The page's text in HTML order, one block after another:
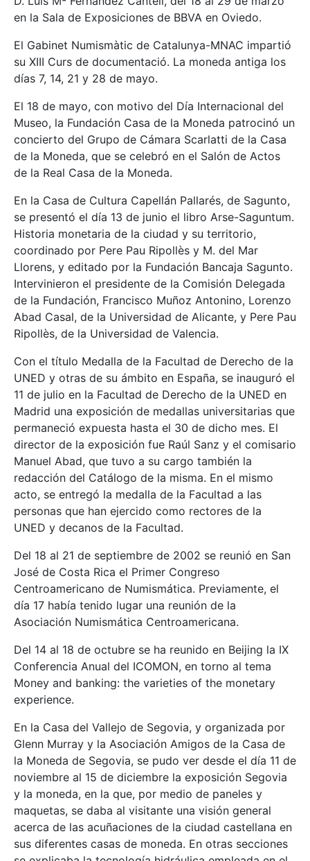
en la Sala de Exposiciones de BBVA en Oviedo.
El Gabinet Numismàtic de Catalunya-MNAC impartió
su XIII Curs de documentació. La moneda antiga los
días 7, 14, 21 y 28 de mayo.
El 18 de mayo, con motivo del Día Internacional del
Museo, la Fundación Casa de la Moneda patrocinó un
concierto del Grupo de Cámara Scarlatti de la Casa
de la Moneda, que se celebró en el Salón de Actos
de la Real Casa de la Moneda.
En la Casa de Cultura Capellán Pallarés, de Sagunto,
se presentó el día 13 de junio el libro Arse-Saguntum.
Historia monetaria de la ciudad y su territorio,
coordinado por Pere Pau Ripollès y M. del Mar
Llorens, y editado por la Fundación Bancaja Sagunto.
Intervinieron el presidente de la Comisión Delegada
de la Fundación, Francisco Muñoz Antonino, Lorenzo
Abad Casal, de la Universidad de Alicante, y Pere Pau
Ripollès, de la Universidad de Valencia.
Con el título Medalla de la Facultad de Derecho de la
UNED y otras de su ámbito en España, se inauguró el
11 de julio en la Facultad de Derecho de la UNED en
Madrid una exposición de medallas universitarias que
permaneció expuesta hasta el 30 de dicho mes. El
director de la exposición fue Raúl Sanz y el comisario
Manuel Abad, que tuvo a su cargo también la
redacción del Catálogo de la misma. En el mismo
acto, se entregó la medalla de la Facultad a las
personas que han ejercido como rectores de la
UNED y decanos de la Facultad.
Del 18 al 21 de septiembre de 2002 se reunió en San
José de Costa Rica el Primer Congreso
Centroamericano de Numismática. Previamente, el
día 17 había tenido lugar una reunión de la
Asociación Numismática Centroamericana.
Del 14 al 18 de octubre se ha reunido en Beijing la IX
Conferencia Anual del ICOMON, en torno al tema
Money and banking: the varieties of the monetary
experience.
En la Casa del Vallejo de Segovia, y organizada por
Glenn Murray y la Asociación Amigos de la Casa de
la Moneda de Segovia, se pudo ver desde el día 11 de
noviembre al 15 de diciembre la exposición Segovia
y la moneda, en la que, por medio de paneles y
maquetas, se daba al visitante una visión general
acerca de las acuñaciones de la ciudad castellana en
sus diferentes casas de moneda. En otras secciones